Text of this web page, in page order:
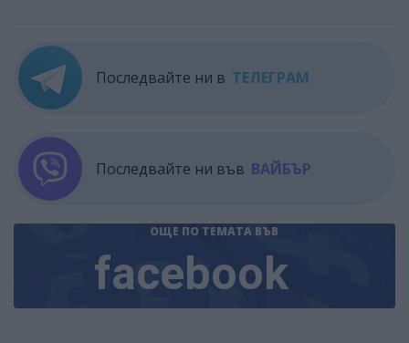
Последвайте ни в ТЕЛЕГРАМ
Последвайте ни във ВАЙБЪР
ОЩЕ ПО ТЕМАТА ВЪВ
facebook